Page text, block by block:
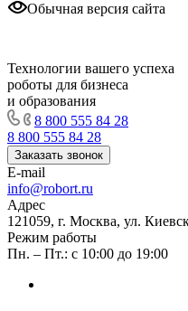
Обычная версия сайта
Технологии вашего успеха
роботы для бизнеса
и образования
8 800 555 84 28
8 800 555 84 28
Заказать звонок
E-mail
info@robort.ru
Адрес
121059, г. Москва, ул.
Режим работы
Пн. – Пт.: с 10:00 до 19:00